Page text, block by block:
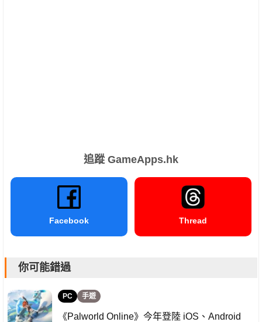
追蹤 GameApps.hk
Facebook Thread
你可能錯過
PC 手遊
《Palworld Online》今年登陸 iOS、Android